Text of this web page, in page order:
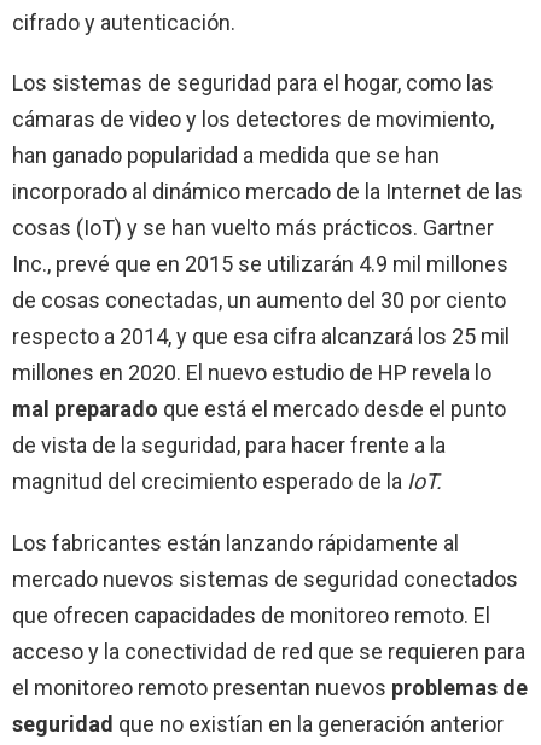
cifrado y autenticación.
Los sistemas de seguridad para el hogar, como las
cámaras de video y los detectores de movimiento,
han ganado popularidad a medida que se han
incorporado al dinámico mercado de la Internet de las
cosas (IoT) y se han vuelto más prácticos. Gartner
Inc., prevé que en 2015 se utilizarán 4.9 mil millones
de cosas conectadas, un aumento del 30 por ciento
respecto a 2014, y que esa cifra alcanzará los 25 mil
millones en 2020. El nuevo estudio de HP revela lo
mal preparado que está el mercado desde el punto
de vista de la seguridad, para hacer frente a la
magnitud del crecimiento esperado de la IoT.
Los fabricantes están lanzando rápidamente al
mercado nuevos sistemas de seguridad conectados
que ofrecen capacidades de monitoreo remoto. El
acceso y la conectividad de red que se requieren para
el monitoreo remoto presentan nuevos problemas de
seguridad que no existían en la generación anterior